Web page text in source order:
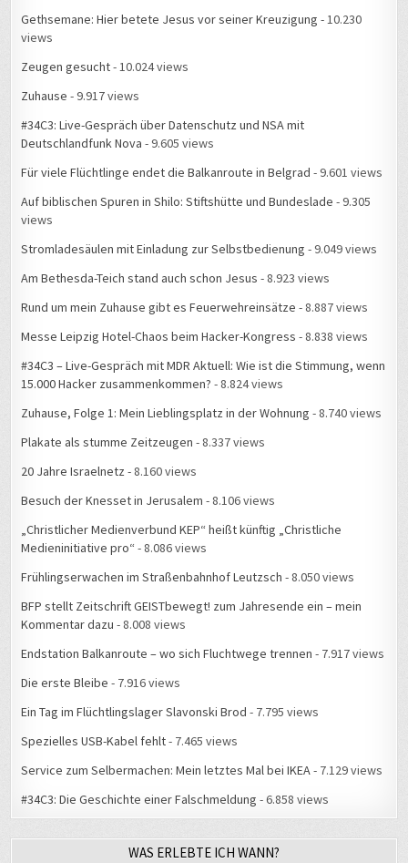
Gethsemane: Hier betete Jesus vor seiner Kreuzigung - 10.230
views
Zeugen gesucht- 10.024 views
Zuhause - 9.917 views
#34C3: Live-Gespräch über Datenschutz und NSA mit
Deutschlandfunk Nova - 9.605 views
Für viele Flüchtlinge endet die Balkanroute in Belgrad - 9.601 views
Auf biblischen Spuren in Shilo: Stiftshütte und Bundeslade - 9.305
views
Stromladesäulen mit Einladung zur Selbstbedienung - 9.049 views
Am Bethesda-Teich stand auch schon Jesus - 8.923 views
Rund um mein Zuhause gibt es Feuerwehreinsätze - 8.887 views
Messe Leipzig Hotel-Chaos beim Hacker-Kongress - 8.838 views
#34C3 – Live-Gespräch mit MDR Aktuell: Wie ist die Stimmung, wenn
15.000 Hacker zusammenkommen? - 8.824 views
Zuhause, Folge 1: Mein Lieblingsplatz in der Wohnung - 8.740 views
Plakate als stumme Zeitzeugen - 8.337 views
20 Jahre Israelnetz - 8.160 views
Besuch der Knesset in Jerusalem - 8.106 views
„Christlicher Medienverbund KEP“ heißt künftig „Christliche
Medieninitiative pro“ - 8.086 views
Frühlingserwachen im Straßenbahnhof Leutzsch - 8.050 views
BFP stellt Zeitschrift GEISTbewegt! zum Jahresende ein – mein
Kommentar dazu - 8.008 views
Endstation Balkanroute – wo sich Fluchtwege trennen - 7.917 views
Die erste Bleibe - 7.916 views
Ein Tag im Flüchtlingslager Slavonski Brod - 7.795 views
Spezielles USB-Kabel fehlt- 7.465 views
Service zum Selbermachen: Mein letztes Mal bei IKEA- 7.129 views
#34C3: Die Geschichte einer Falschmeldung - 6.858 views
WAS ERLEBTE ICH WANN?